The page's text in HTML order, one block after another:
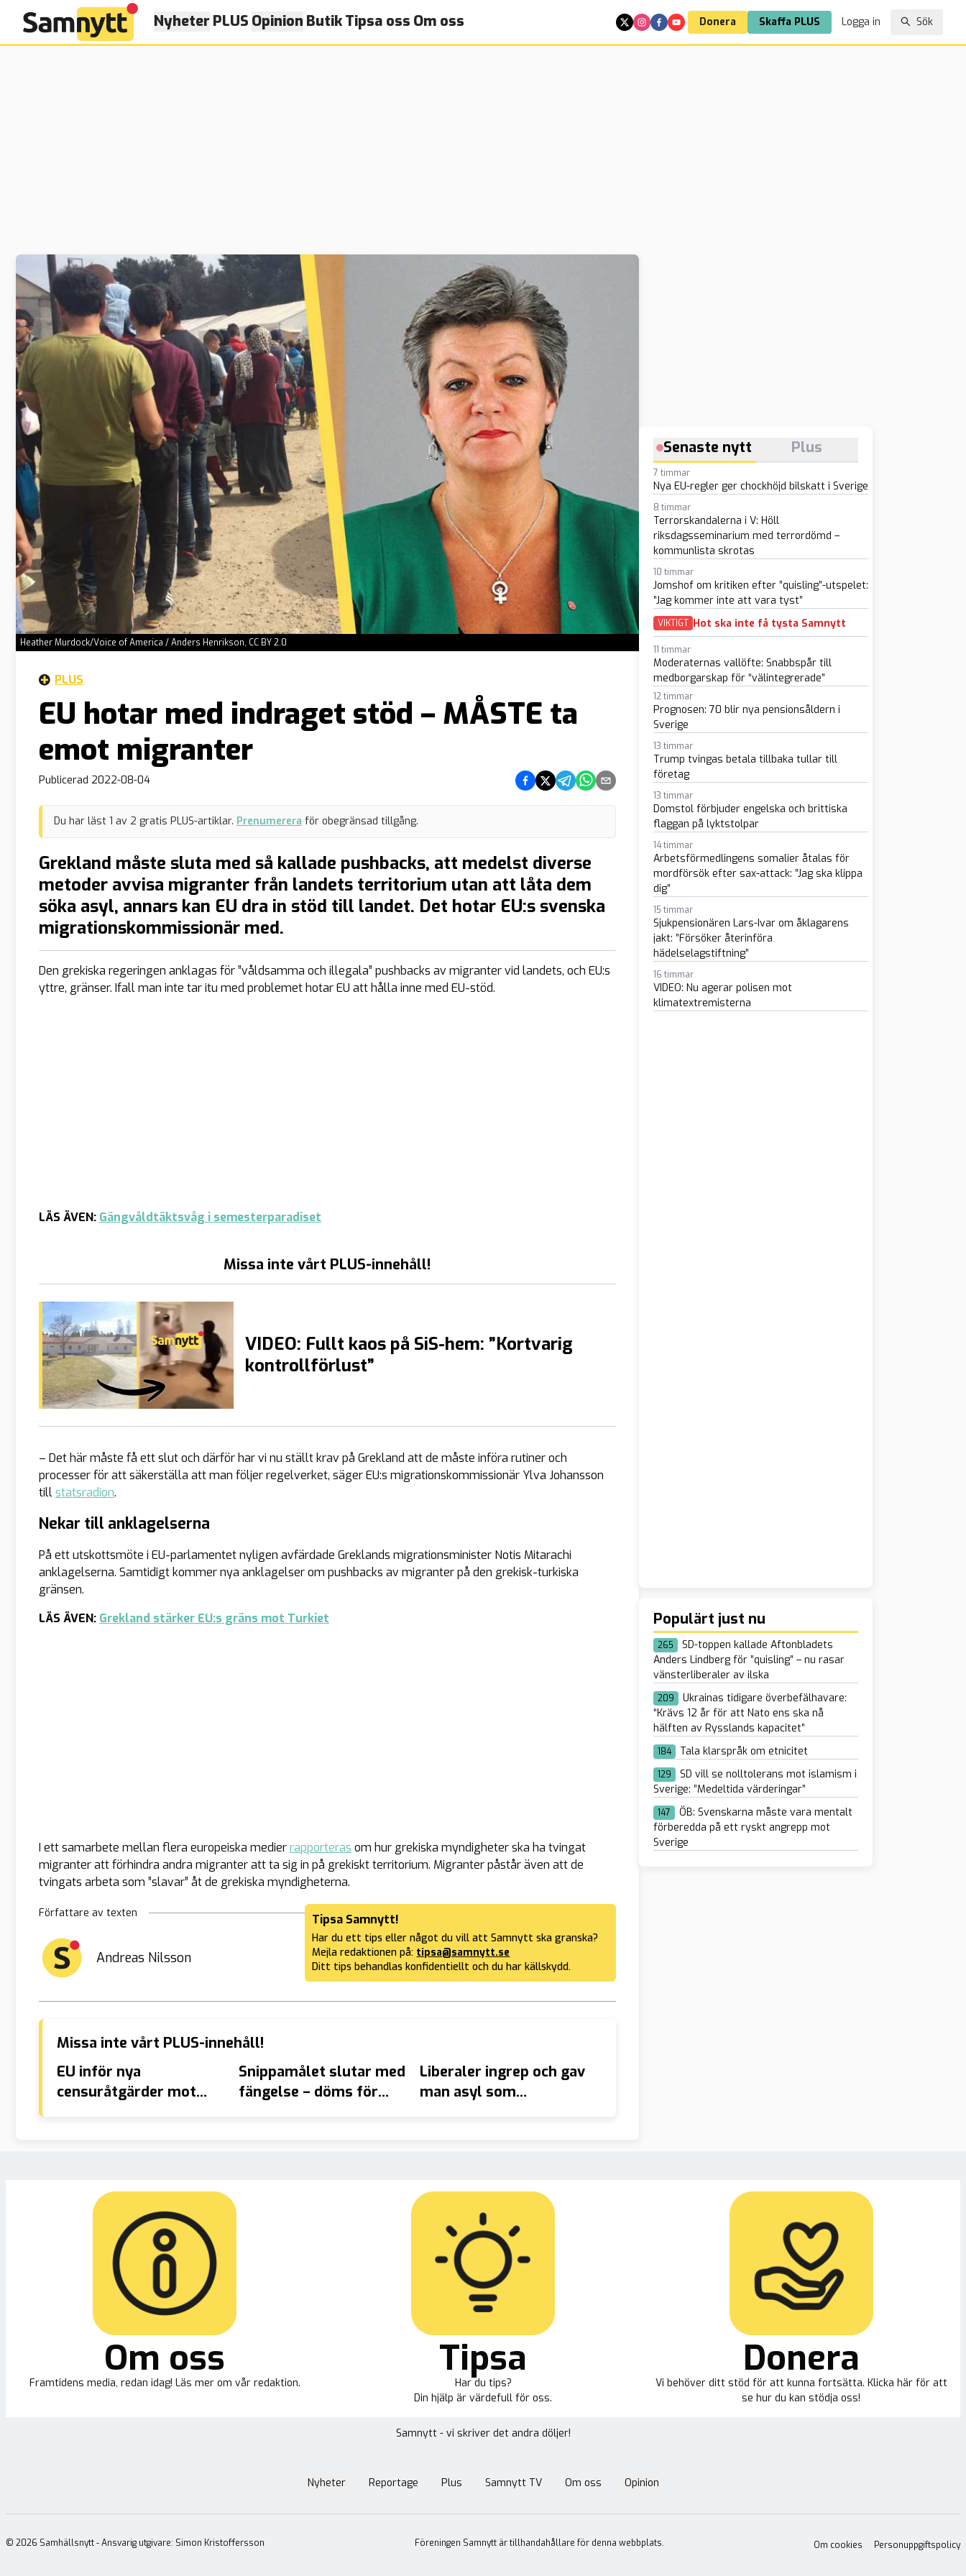
Nyheter PLUS Opinion ButikTipsa oss Om oss Donera Skaffa PLUS Logga in Sök
Heather Murdock/Voice of America / Anders Henrikson, CC BY 2.0
PLUS
EU hotar med indraget stöd – MÅSTE ta
emot migranter
Publicerad 2022-08-04 Dela på Facebook
Dela på Twitter
Dela på Telegram
Dela på Whatsapp
Dela via e-post
Du har läst 1 av 2 gratis PLUS-artiklar. Prenumerera för obegränsad tillgång.
Grekland måste sluta med så kallade pushbacks, att medelst diverse
metoder avvisa migranter från landets territorium utan att låta dem
söka asyl, annars kan EU dra in stöd till landet. Det hotar EU:s svenska
migrationskommissionär med.
Den grekiska regeringen anklagas för ”våldsamma och illegala” pushbacks av migranter vid landets, och EU:s
yttre, gränser. Ifall man inte tar itu med problemet hotar EU att hålla inne med EU-stöd.
LÄS ÄVEN: Gängvåldtäktsvåg i semesterparadiset
Missa inte vårt PLUS-innehåll!
VIDEO: Fullt kaos på SiS-hem: ”Kortvarig
kontrollförlust”
– Det här måste få ett slut och därför har vi nu ställt krav på Grekland att de måste införa rutiner och
processer för att säkerställa att man följer regelverket, säger EU:s migrationskommissionär Ylva Johansson
tillstatsradion.
Nekar till anklagelserna
På ett utskottsmöte i EU-parlamentet nyligen avfärdade Greklands migrationsminister Notis Mitarachi
anklagelserna. Samtidigt kommer nya anklagelser om pushbacks av migranter på den grekisk-turkiska
gränsen.
LÄS ÄVEN: Grekland stärker EU:s gräns mot Turkiet
I ett samarbete mellan flera europeiska medierrapporteras om hur grekiska myndigheter ska ha tvingat
migranter att förhindra andra migranter att ta sig in på grekiskt territorium. Migranter påstår även att de
tvingats arbeta som ”slavar” åt de grekiska myndigheterna.
Författare av texten
Andreas Nilsson
Tipsa Samnytt!
Har du ett tips eller något du vill att Samnytt ska granska?
Mejla redaktionen på: tipsa@samnytt.se
Ditt tips behandlas konfidentiellt och du har källskydd.
Missa inte vårt PLUS-innehåll!
EU inför nya
censuråtgärder mot
Snippamålet slutar med
fängelse – döms för
Liberaler ingrep och gav
man asyl som
Senaste nytt Plus
7 timmar
Nya EU-regler ger chockhöjd bilskatt i Sverige
8 timmar
Terrorskandalerna i V: Höll
riksdagsseminarium med terrordömd –
kommunlista skrotas
10 timmar
Jomshof om kritiken efter ”quisling”-utspelet:
”Jag kommer inte att vara tyst”
VIKTIGT Hot ska inte få tysta Samnytt
11 timmar
Moderaternas vallöfte: Snabbspår till
medborgarskap för “välintegrerade”
12 timmar
Prognosen: 70 blir nya pensionsåldern i
Sverige
13 timmar
Trump tvingas betala tillbaka tullar till
företag
13 timmar
Domstol förbjuder engelska och brittiska
flaggan på lyktstolpar
14 timmar
Arbetsförmedlingens somalier åtalas för
mordförsök efter sax-attack: ”Jag ska klippa
dig”
15 timmar
Sjukpensionären Lars-Ivar om åklagarens
jakt: ”Försöker återinföra
hädelselagstiftning”
16 timmar
VIDEO: Nu agerar polisen mot
klimatextremisterna
Populärt just nu
265
SD-toppen kallade Aftonbladets
Anders Lindberg för ”quisling” – nu rasar
vänsterliberaler av ilska
209
Ukrainas tidigare överbefälhavare:
“Krävs 12 år för att Nato ens ska nå
hälften av Rysslands kapacitet”
184 Tala klarspråk om etnicitet
129
SD vill se nolltolerans mot islamism i
Sverige: ”Medeltida värderingar”
147
ÖB: Svenskarna måste vara mentalt
förberedda på ett ryskt angrepp mot
Sverige
Om oss
Framtidens media, redan idag! Läs mer om vår redaktion.
Tipsa
Har du tips?
Din hjälp är värdefull för oss.
Donera
Vi behöver ditt stöd för att kunna fortsätta. Klicka här för att
se hur du kan stödja oss!
Samnytt - vi skriver det andra döljer!
Nyheter Reportage Plus Samnytt TV Om oss Opinion
© 2026 Samhällsnytt - Ansvarig utgivare: Simon Kristoffersson Föreningen Samnytt är tillhandahållare för denna webbplats. Om cookies Personuppgiftspolicy